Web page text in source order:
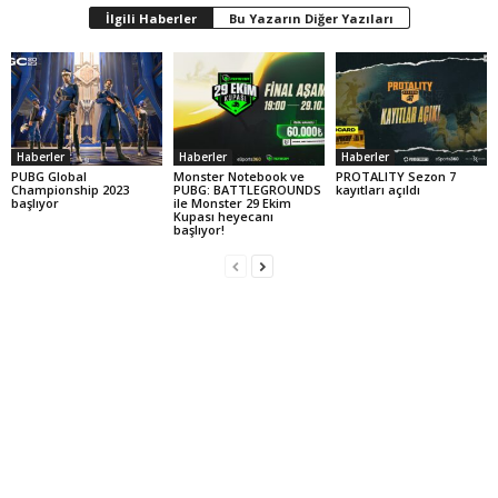
İlgili Haberler Bu Yazarın Diğer Yazıları
Haberler
PUBG Global
Championship 2023
başlıyor
Haberler
Monster Notebook ve
PUBG: BATTLEGROUNDS
ile Monster 29 Ekim
Kupası heyecanı
başlıyor!
Haberler
PROTALITY Sezon 7
kayıtları açıldı